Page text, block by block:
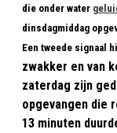
die onder water
dinsdagmiddag
Een tweede signaal
zwakker en van
zaterdag zijn
opgevangen die
13 minuten